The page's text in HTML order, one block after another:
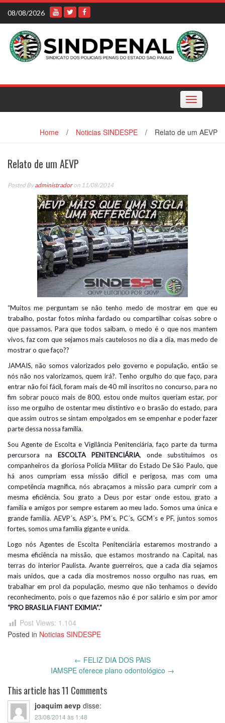
Skip
content
08/08/2026
Toggle
navigation
Home / Noticias SINDESPE / Relato de um AEVP
Relato de um AEVP
Posted Byadministradoron 11/08/2014
“Muitos me perguntam se não tenho medo de mostrar em que eu
trabalho, postar fotos minha fardado ou compartilhar coisas sobre o
que passamos. Para que todos saibam, o medo é o que nos mantem
vivos, faz com que sejamos mais cautelosos no dia a dia, mas medo de
mostrar o que faço??
JAMAIS, não somos valorizados pelo governo e população, então se
nós não nos valorizamos, quem irá?. Tenho orgulho do que faço, para
entrar não foi fácil, foram mais de 40 mil inscritos no concurso, para no
fim sobrar pouco mais de 800, estou onde muitos queriam estar, por
isso me orgulho de ostentar meu distintivo e o brasão do estado, para
que assim outros se sintam empolgados em se empenhar e poder fazer
parte dessa nossa família.
Sou Agente de Escolta e Vigilância Penitenciária, faço parte da turma
percursora na ESCOLTA PENITENCIÁRIA, onde substituímos os
companheiros da gloriosa Polícia Militar do Estado De São Paulo, que
há anos cumpriam essa missão difícil e perigosa, mas com uma
competência magnífica, nós abraçamos a missão para cumprir com a
mesma eficiência. Sou grato a Deus por estar onde estou, grato a
família e amigos por sempre estarem ao meu lado. Somos uma única e
grande família. AEVP´s, ASP´s, PM´s, PC´s, GCM´s e PF, juntos somos
fortes, somos uma família gigante e unida.
Logo nós Agentes de Escolta Penitenciária estaremos mostrando a
mesma eficiência na missão, que estamos mostrando na Capital, nas
terras do interior Paulista. Avante guerreiros, que a cada dia sejamos
mais unidos, que a cada dia mostremos nosso orgulho nas ruas, em
trabalhar em prol da população, mesmo que não tenhamos o devido
reconhecimento, pois o que fazemos não é por salário e sim por amor
“PRO BRASILIA FIANT EXIMIA”.”
Post Views: 1.104
Posted in Noticias SINDESPE
← FELIZ DIA DOS PAIS
IAMSPE oferece plano odontológico →
This article has 11 Comments
joaquim aevp disse:
23/08/2014 às 1:48